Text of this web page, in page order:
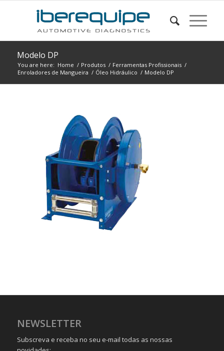
Modelo DP
You are here: Home / Produtos / Ferramentas Profissionais /
Enroladores de Mangueira / Óleo Hidráulico / Modelo DP
NEWSLETTER
Subscreva e receba no seu e-mail todas as nossas